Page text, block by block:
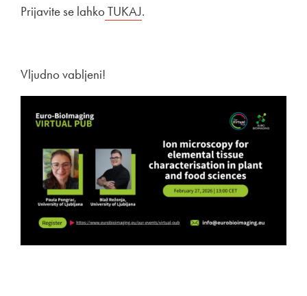
Prijavite se lahko Zunanja povezava na
TUKAJOdpira se v novem oknu
.
Vljudno vabljeni!